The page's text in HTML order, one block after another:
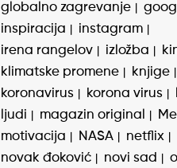
globalno zagrevanje
inspiracija
instagram
irena rangelov
izložba
klimatske promene
knjige
koronavirus
korona virus
ljudi
magazin original
motivacija
NASA
netflix
novak đoković
novi sad